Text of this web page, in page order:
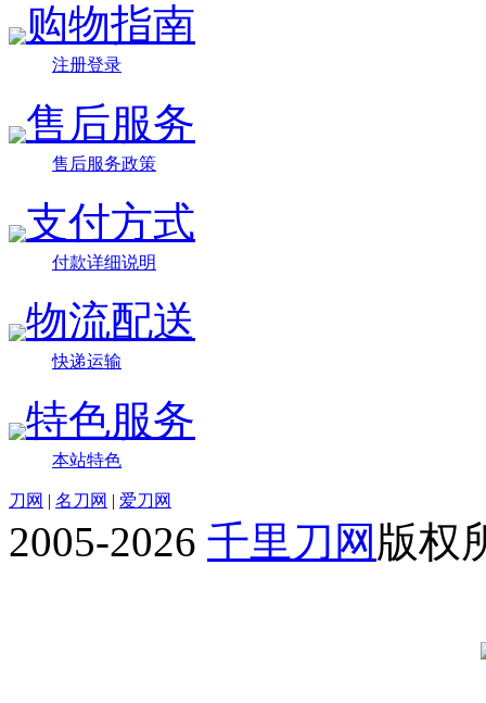
购物指南
注册登录
售后服务
售后服务政策
支付方式
付款详细说明
物流配送
快递运输
特色服务
本站特色
刀网 | 名刀网 | 爱刀网
2005-2026 千里刀网 版权